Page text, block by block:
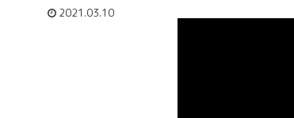
2021.03.10